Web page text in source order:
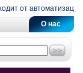
от автоматизации
О нас